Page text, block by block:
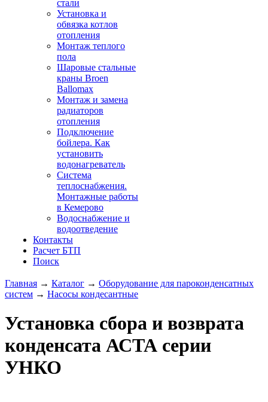
стали
Установка и
обвязка котлов
отопления
Монтаж теплого
пола
Шаровые стальные
краны Broen
Ballomax
Монтаж и замена
радиаторов
отопления
Подключение
бойлера. Как
установить
водонагреватель
Система
теплоснабжения.
Монтажные работы
в Кемерово
Водоснабжение и
водоотведение
Контакты
Расчет БТП
Поиск
Главная → Каталог → Оборудование для пароконденсатных
систем → Насосы кондесантные
Установка сбора и возврата
конденсата АСТА серии
УНКО